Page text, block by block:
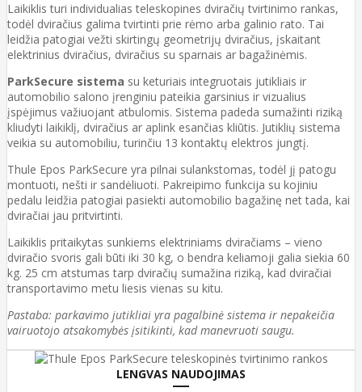
Laikiklis turi individualias teleskopines dviračių tvirtinimo rankas,
todėl dviračius galima tvirtinti prie rėmo arba galinio rato. Tai
leidžia patogiai vežti skirtingų geometrijų dviračius, įskaitant
elektrinius dviračius, dviračius su sparnais ar bagažinėmis.
ParkSecure sistema su keturiais integruotais jutikliais ir
automobilio salono įrenginiu pateikia garsinius ir vizualius
įspėjimus važiuojant atbulomis. Sistema padeda sumažinti riziką
kliudyti laikiklį, dviračius ar aplink esančias kliūtis. Jutiklių sistema
veikia su automobiliu, turinčiu 13 kontaktų elektros jungtį.
Thule Epos ParkSecure yra pilnai sulankstomas, todėl jį patogu
montuoti, nešti ir sandėliuoti. Pakreipimo funkcija su kojiniu
pedalu leidžia patogiai pasiekti automobilio bagažinę net tada, kai
dviračiai jau pritvirtinti.
Laikiklis pritaikytas sunkiems elektriniams dviračiams – vieno
dviračio svoris gali būti iki 30 kg, o bendra keliamoji galia siekia 60
kg. 25 cm atstumas tarp dviračių sumažina riziką, kad dviračiai
transportavimo metu liesis vienas su kitu.
Pastaba: parkavimo jutikliai yra pagalbinė sistema ir nepakeičia
vairuotojo atsakomybės įsitikinti, kad manevruoti saugu.
LENGVAS NAUDOJIMAS